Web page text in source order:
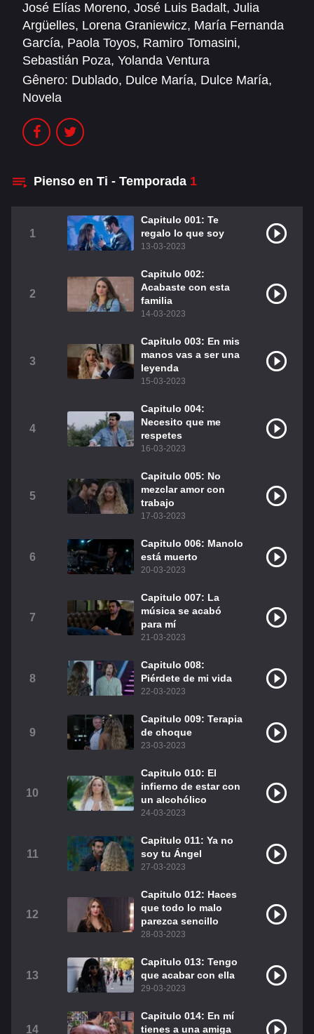
RBD
SHOWS
Christian Chavéz
Dulce María
RBD
Alfonso Herrera Anahí
Dulce María Maite Perroni
LEGENDADO
Christian Chavez Christopher Von Uckermann
Maite Perroni
Como Assistir Legendado
José Elías Moreno, José Luis Badalt, Julia
Argüelles, Lorena Graniewicz, María Fernanda
García, Paola Toyos, Ramiro Tomasini,
Sebastián Poza, Yolanda Ventura
Gênero: Dublado, Dulce María, Dulce María,
Novela
Pienso en Ti - Temporada 1
1
Capitulo 001: Te
regalo lo que soy
13-03-2023
2
Capitulo 002:
Acabaste con esta
familia
14-03-2023
3
Capitulo 003: En mis
manos vas a ser una
leyenda
15-03-2023
4
Capitulo 004:
Necesito que me
respetes
16-03-2023
5
Capitulo 005: No
mezclar amor con
trabajo
17-03-2023
6
Capitulo 006: Manolo
está muerto
20-03-2023
7
Capitulo 007: La
música se acabó
para mí
21-03-2023
8
Capitulo 008:
Piérdete de mi vida
22-03-2023
9
Capitulo 009: Terapia
de choque
23-03-2023
10
Capitulo 010: El
infierno de estar con
un alcohólico
24-03-2023
11
Capitulo 011: Ya no
soy tu Ángel
27-03-2023
12
Capitulo 012: Haces
que todo lo malo
parezca sencillo
28-03-2023
13
Capitulo 013: Tengo
que acabar con ella
29-03-2023
14
Capitulo 014: En mí
tienes a una amiga